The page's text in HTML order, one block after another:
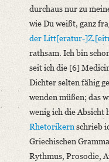
durchaus nur zu
wie Du weißt, ganz
der Litt[eratur-
rathsam. Ich bin
seit ich die [6]
Dichter selten fähig
wenden müßen; das
wenig ich die Absicht
Rhetorikernschrieb
Griechischen
Rythmus, Prosodie,